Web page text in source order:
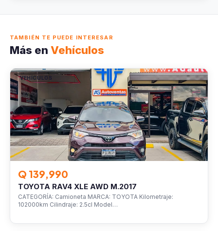
TAMBIÉN TE PUEDE INTERESAR
Más en Vehículos
VEHÍCULOS
Q 139,990
TOYOTA RAV4 XLE AWD M.2017
CATEGORÍA: Camioneta MARCA: TOYOTA Kilometraje:
102000km Cilindraje: 2.5cl Model…